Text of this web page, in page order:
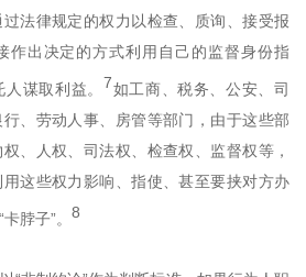
法律规定的权力以检查、质询、接受报
作出决定的方式利用自己的监督身份指
谋取利益。 7如工商、税务、公安、司
、劳动人事、房管等部门，由于这些部
、人权、司法权、检查权、监督权等，
这些权力影响、指使、甚至要挟对方办
脖子”。 8